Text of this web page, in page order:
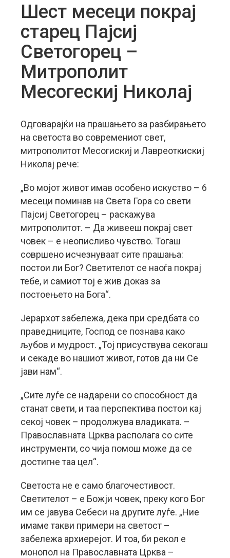
Шест месеци покрај
старец Пајсиј
Светогорец –
Митрополит
Месогескиј Николај
Одговарајќи на прашањето за разбирањето
на светоста во современиот свет,
митрополитот Месогискиј и Лавреоткискиј
Николај рече:
„Во мојот живот имав особено искуство – 6
месеци поминав на Света Гора со свети
Пајсиј Светогорец – раскажува
митрополитот. – Да живееш покрај свет
човек – е неописливо чувство. Тогаш
совршено исчезнуваат сите прашања:
постои ли Бог? Светителот се наоѓа покрај
тебе, и самиот тој е жив доказ за
постоењето на Бога“.
Јерархот забележа, дека при средбата со
праведниците, Господ се познава како
љубов и мудрост. „Тој присуствува секогаш
и секаде во нашиот живот, готов да ни Се
јави нам“.
„Сите луѓе се надарени со способност да
станат свети, и таа перспектива постои кај
секој човек – продолжува владиката. –
Православната Црква располага со сите
инструменти, со чија помош може да се
достигне таа цел“.
Светоста не е само благочестивост.
Светителот – е Божји човек, преку кого Бог
им се јавува Себеси на другите луѓе. „Ние
имаме такви примери на светост –
забележа архиерејот. И тоа, би рекол е
монопол на Православната Црква –